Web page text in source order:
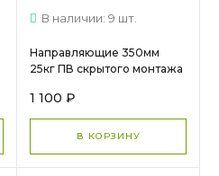
В наличии: 9 шт.
Направляющие 350мм
25кг ПВ скрытого монтажа
арт.17256 МС 1606
1 100 ₽
В КОРЗИНУ